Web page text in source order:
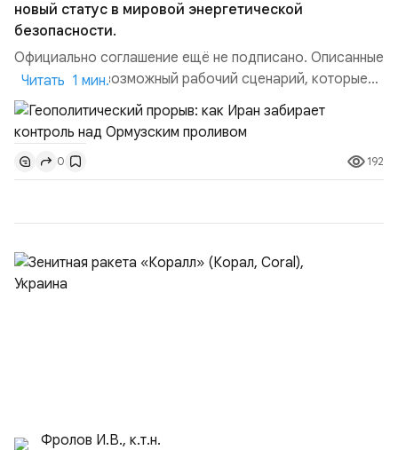
новый статус в мировой энергетической
безопасности.
Официально соглашение ещё не подписано. Описанные
пункты — это возможный рабочий сценарий, которые
скорее всего будут реализованы.Разбираем ключевые
тезисы и последствия этого соглашения:. 1. Новые
доли контроля (75 на 25). Было: Ранее Иран и Оман
контролировали пролив на паритетных началах —
50/50. Стало: Новое соглашение закрепляет за
Читать 1 мин.
0 192
Фролов И.В., к.т.н.